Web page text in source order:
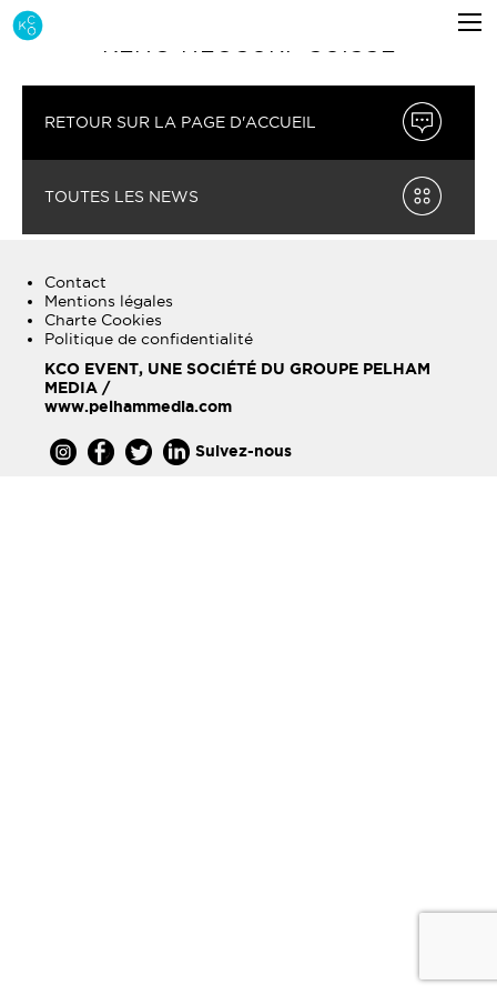
RETOUR SUR LA PAGE D'ACCUEIL
TOUTES LES NEWS
Contact
Mentions légales
Charte Cookies
Politique de confidentialité
KCO EVENT, UNE SOCIÉTÉ DU GROUPE PELHAM
MEDIA /
www.pelhammedia.com
Suivez-nous